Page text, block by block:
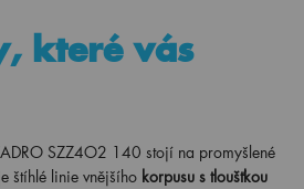
které vás
SZZ4O2 140 stojí na promyšlené
štíhlé linie vnějšího korpusu s tloušťkou